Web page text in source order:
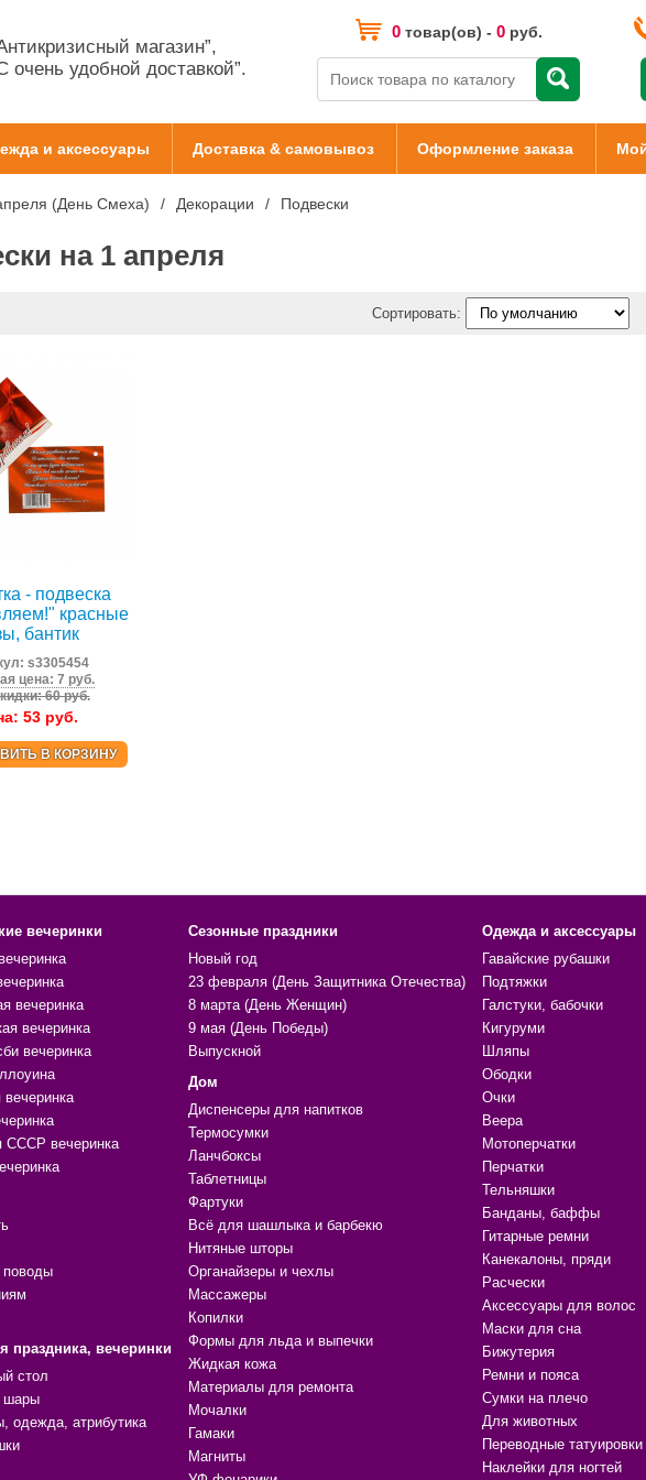
магазин”,
очень удобной доставкой”.
0 товар(ов) - 0 руб.
и аксессуары Доставка & самовывоз Оформление заказа
(День Смеха) Декорации Подвески
на 1 апреля
Сортировать:
- подвеска
красные
бантик
s3305454
цена: 7 руб.
60 руб.
53 руб.
В КОРЗИНУ
вечеринки
вечеринка
вечеринка
вечеринка
вечеринка
СССР вечеринка
поводы
праздника, вечеринки
стол
шары
одежда, атрибутика
Сезонные праздники
Новый год
23 февраля (День Защитника Отечества)
8 марта (День Женщин)
9 мая (День Победы)
Выпускной
Дом
Диспенсеры для напитков
Термосумки
Ланчбоксы
Таблетницы
Фартуки
Всё для шашлыка и барбекю
Нитяные шторы
Органайзеры и чехлы
Массажеры
Копилки
Формы для льда и выпечки
Жидкая кожа
Материалы для ремонта
Мочалки
Гамаки
Магниты
Одежда и аксессуары
Гавайские рубашки
Подтяжки
Галстуки, бабочки
Кигуруми
Шляпы
Ободки
Очки
Веера
Мотоперчатки
Перчатки
Тельняшки
Банданы, баффы
Гитарные ремни
Канекалоны, пряди
Расчески
Аксессуары для волос
Маски для сна
Бижутерия
Ремни и пояса
Сумки на плечо
Для животных
Переводные татуировки
Наклейки для ногтей